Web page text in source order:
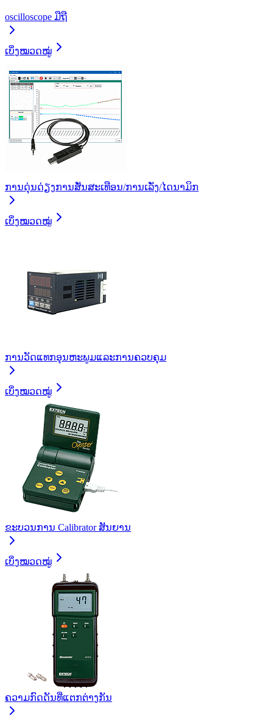
oscilloscope ມືຖື
ເບິ່ງໝວດໝູ່
ການດຸ່ນດ່ຽງການສັ່ນສະເທືອນ/ການເລັ່ງ/ໄດນາມິກ
ເບິ່ງໝວດໝູ່
ການວັດແທກອຸນຫະພູມແລະການຄວບຄຸມ
ເບິ່ງໝວດໝູ່
ຂະບວນການ Calibrator ສັນຍານ
ເບິ່ງໝວດໝູ່
ຄວາມກົດດັນທີ່ແຕກຕ່າງກັນ